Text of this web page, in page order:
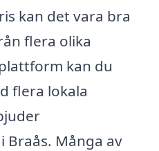
kan det vara bra
flera olika
kan du
flera lokala
Många av